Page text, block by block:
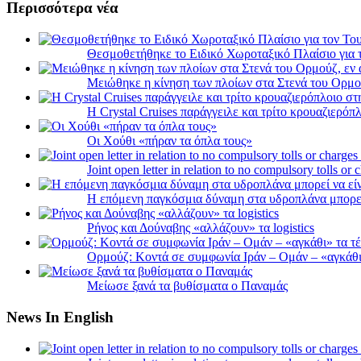
Περισσότερα νέα
Θεσμοθετήθηκε το Ειδικό Χωροταξικό Πλαίσιο για
Μειώθηκε η κίνηση των πλοίων στα Στενά του
Η Crystal Cruises παράγγειλε και τρίτο
Οι Χούθι «πήραν τα όπλα τους»
Joint open letter in relation to no compulsory tolls or
Η επόμενη παγκόσμια δύναμη στα υδροπλάνα
Ρήνος και Δούναβης «αλλάζουν» τα logistics
Ορμούζ: Κοντά σε συμφωνία Ιράν – Ομάν – «αγκάθι»
Μείωσε ξανά τα βυθίσματα ο Παναμάς
News In English